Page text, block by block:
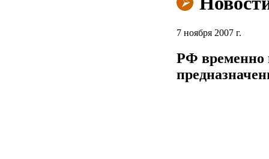
7 ноября 2007 г.
РФ временно